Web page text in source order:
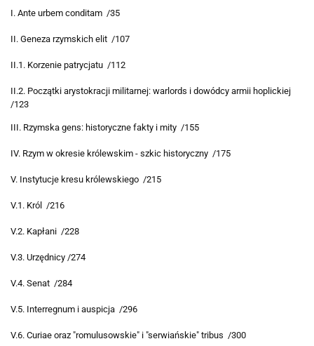
I. Ante urbem conditam /35
II. Geneza rzymskich elit /107
II.1. Korzenie patrycjatu /112
II.2. Początki arystokracji militarnej: warlords i dowódcy armii hoplickiej
/123
III. Rzymska gens: historyczne fakty i mity /155
IV. Rzym w okresie królewskim - szkic historyczny /175
V. Instytucje kresu królewskiego /215
V.1. Król /216
V.2. Kapłani /228
V.3. Urzędnicy /274
V.4. Senat /284
V.5. Interregnum i auspicja /296
V.6. Curiae oraz "romulusowskie" i "serwiańskie" tribus /300